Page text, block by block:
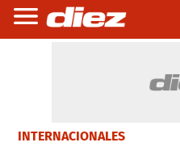
INTERNACIONALES